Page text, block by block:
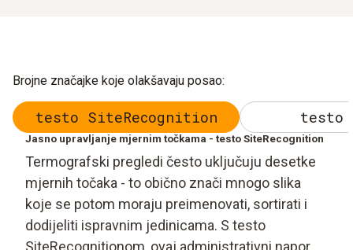
Brojne značajke koje olakšavaju posao:
testo SiteRecognition testo
Jasno upravljanje mjernim točkama - testo SiteRecognition
Termografski pregledi često uključuju desetke
mjernih točaka - to obično znači mnogo slika
koje se potom moraju preimenovati, sortirati i
dodijeliti ispravnim jedinicama. S testo